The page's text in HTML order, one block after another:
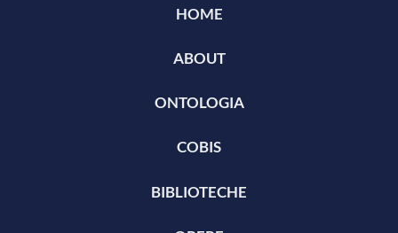
HOME
ABOUT
ONTOLOGIA
COBIS
BIBLIOTECHE